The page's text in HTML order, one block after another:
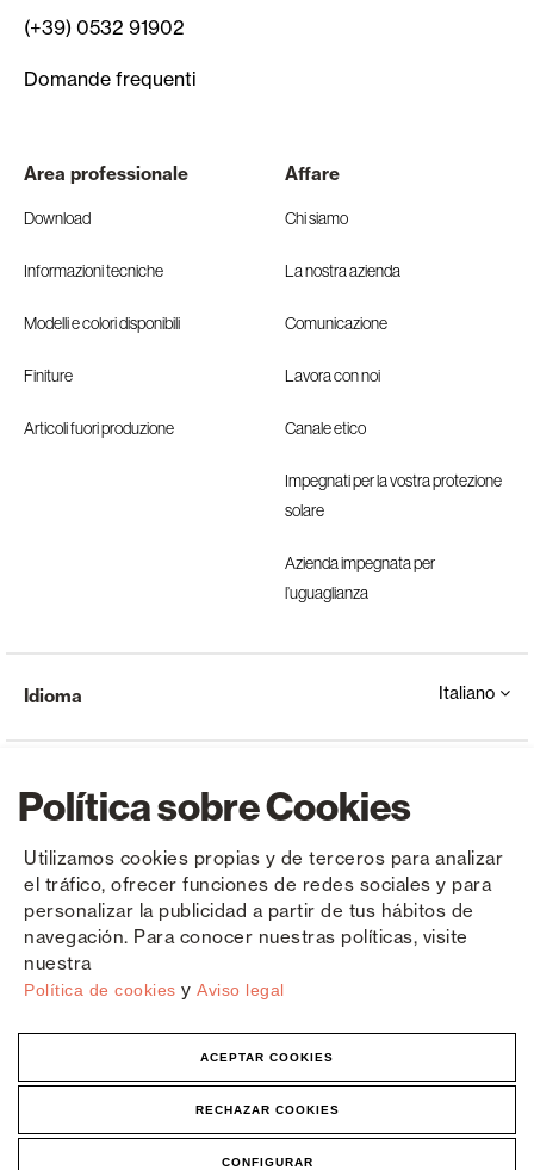
Política sobre Cookies
Utilizamos cookies propias y de terceros para analizar
el tráfico, ofrecer funciones de redes sociales y para
personalizar la publicidad a partir de tus hábitos de
navegación. Para conocer nuestras políticas, visite
nuestra
Política de cookies y Aviso legal
ACEPTAR COOKIES
RECHAZAR COOKIES
CONFIGURAR
(+39) 0532 91902
Domande frequenti
Area professionale
Download
Informazioni tecniche
Modelli e colori disponibili
Finiture
Articoli fuori produzione
Affare
Chi siamo
La nostra azienda
Comunicazione
Lavora con noi
Canale etico
Impegnati per la vostra protezione
solare
Azienda impegnata per
l’uguaglianza
Copyright © Saxun 2023 - 2026 politica sulla riservatezza Avviso legale Cookies
Idioma Italiano